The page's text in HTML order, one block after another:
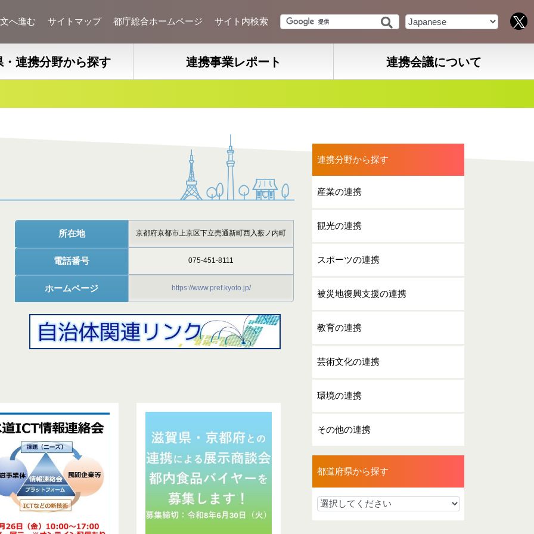
へ進む サイトマップ 都庁総合ホームページ サイト内検索
・連携分野から探す 連携事業レポート 連携会議について
所在地 京都府京都市上京区下立売通新町西入薮ノ内町
電話番号 075-451-8111
ホームページ https://www.pref.kyoto.jp/
連携分野から探す
産業の連携
観光の連携
スポーツの連携
被災地復興支援の連携
教育の連携
芸術文化の連携
環境の連携
その他の連携
都道府県から探す